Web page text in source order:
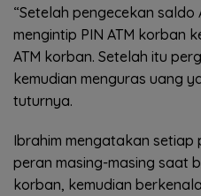
“Setelah pengecekan saldo
mengintip PIN ATM korban
ATM korban. Setelah itu
kemudian menguras uang
tuturnya.
Ibrahim mengatakan setiap
peran masing-masing saat
korban, kemudian